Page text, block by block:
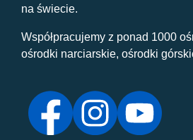
na świecie.
Współpracujemy z ponad 1000
ośrodki narciarskie, ośrodki